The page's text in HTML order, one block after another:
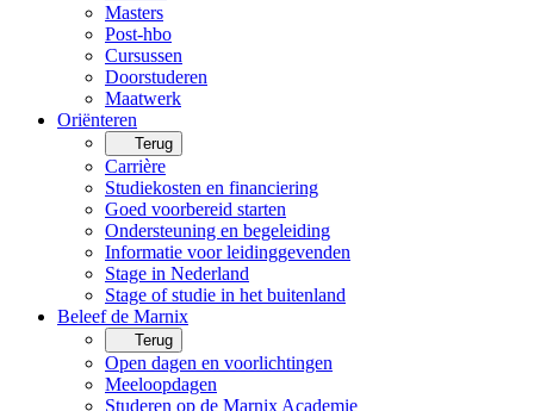
Masters
Post-hbo
Cursussen
Doorstuderen
Maatwerk
Oriënteren
Terug
Carrière
Studiekosten en financiering
Goed voorbereid starten
Ondersteuning en begeleiding
Informatie voor leidinggevenden
Stage in Nederland
Stage of studie in het buitenland
Beleef de Marnix
Terug
Open dagen en voorlichtingen
Meeloopdagen
Studeren op de Marnix Academie